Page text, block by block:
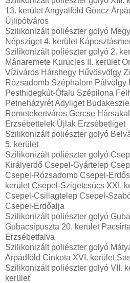
13. kerület Angyalföld Göncz
Újlipótváros
Szilikonizált poliészter golyó
Népsziget 4. kerület
Szilikonizált poliészter golyó 2.
Máriaremete Kurucles II. kerület
Víziváros Hárshegy Hűvösvölgy
Rózsadomb Széphalom Pálvölgy
Pesthidegkút-Ófalu Szépilona
Petneházyrét Adyliget
Remetekertváros Gercse
Erzsébettelek Újlak Erzsébetliget
Szilikonizált poliészter golyó
5. kerület
Szilikonizált poliészter golyó
Királyerdő Csepel-Gyártelep
Csepel-Rózsadomb Csepel-
kerület Csepel-Szigetcsúcs XXI.
Csepel-Csillagtelep Csepel-
Csepel-Erdőalja
Szilikonizált poliészter golyó
Gubacsipuszta 20. kerület
Erzsébetfalva
Szilikonizált poliészter golyó
Árpádföld Cinkota XVI. kerület
Szilikonizált poliészter golyó VII.
kerület